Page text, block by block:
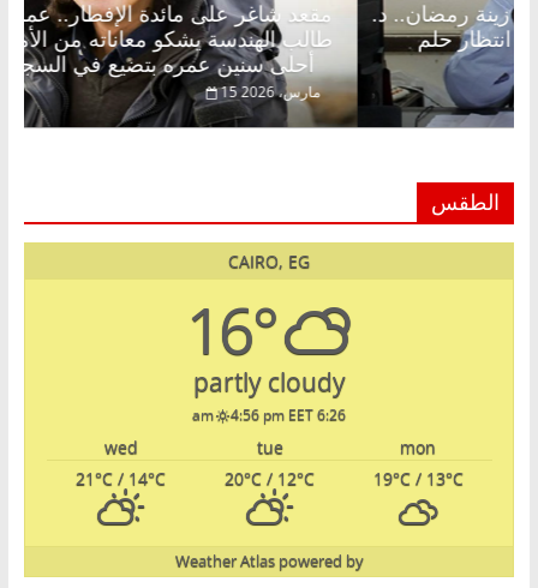
مقعد
طالب
أحلى سنين عمره بتضيع في السجن
15 مارس، 2026
شاغر على الإفطار وبلكونة بلا زينة رمضان.. د.
فاروق خبير اقتصادي في انتظار حلم
2026
الطقس
CAIRO, EG
16°
partly cloudy
6:26 am
4:56 pm EET
mon
tue
wed
19°C/ 13°C
20°C / 12°C
21°C / 14°C
powered by
Weather Atlas